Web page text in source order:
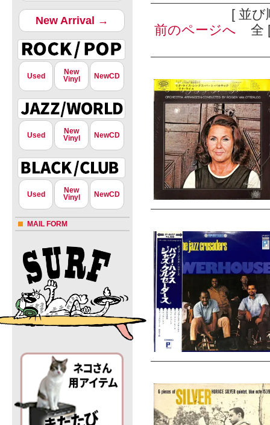
New Arrival →
Used
New
Vinyl
NewCD
Used
New
Vinyl
NewCD
Used
New
Vinyl
NewCD
MAIL FORM
[ 並
前のページへ 全